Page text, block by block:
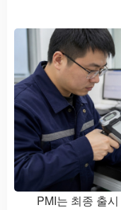
PMI는 최종 출